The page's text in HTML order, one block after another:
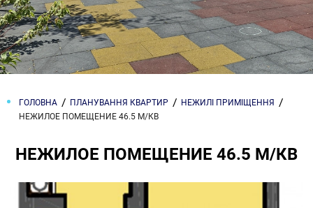
ГОЛОВНА ПЛАНУВАННЯ КВАРТИР
НЕЖИЛІ ПРИМІЩЕННЯ
НЕЖИЛОЕ ПОМЕЩЕНИЕ 46.5 М/КВ
НЕЖИЛОЕ ПОМЕЩЕНИЕ 46.5 М/КВ